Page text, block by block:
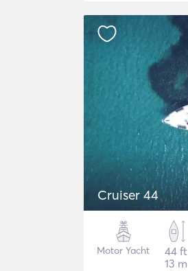
Cruiser 44
Motor Yacht
44 ft
13 m